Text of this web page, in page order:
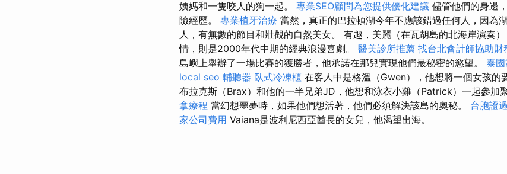
姨媽和一隻咬人的狗一起。 專業SEO顧問為您提供優化建議 儘管他們的身邊
險經歷。 專業植牙治療 當然，真正的巴拉頓湖今年不應該錯過任何人，因為
人，有無數的節目和壯觀的自然美女。 有趣，美麗（在瓦胡島的北海岸演奏
情，則是2000年代中期的經典浪漫喜劇。 醫美診所推薦 找台北會計師協助財
島嶼上舉辦了一場比賽的獲勝者，他承諾在那兒實現他們最秘密的慾望。 泰
local seo 輔聽器 臥式冷凍櫃 在客人中是格溫（Gwen），他想將一個女孩的
布拉克斯（Brax）和他的一半兄弟JD，他想和泳衣小雞（Patrick）一起參加
拿療程 當幻想噩夢時，如果他們想活著，他們必須解決該島的奧秘。 台胞證
家公司費用 Vaiana是波利尼西亞酋長的女兒，他渴望出海。